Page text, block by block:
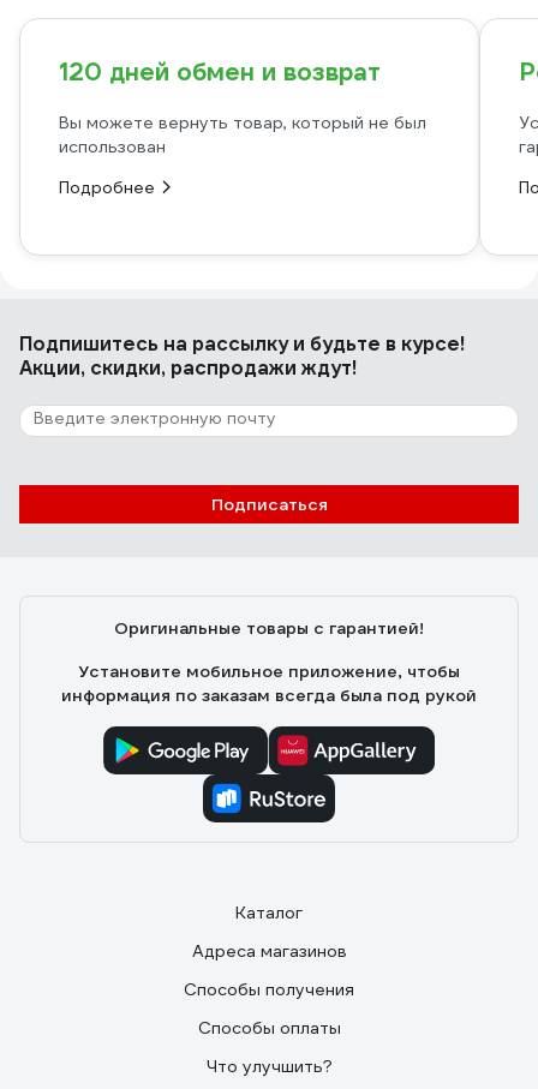
120 дней обмен и возврат
Вы можете вернуть товар, который не был
использован
Подробнее
Подпишитесь на рассылкуи будьте в курсе!
Акции, скидки, распродажи ждут!
Подписаться
Оригинальные товары с гарантией!
Установите мобильное приложение, чтобы
информация по заказам всегда была под рукой
Каталог
Адреса магазинов
Способы получения
Способы оплаты
Что улучшить?